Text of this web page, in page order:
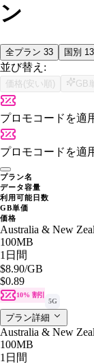
ン
全プラン 33 国別 13
並び替え:
価格(安い順) GB
プロモコードを適
プロモコードを適
プラン名
データ容量
利用可能日数
GB単価
価格
Australia & New
100MB
1日間
$8.90/GB
$0.89
10% 割引
5G
プラン詳細
Australia & New
100MB
1日間